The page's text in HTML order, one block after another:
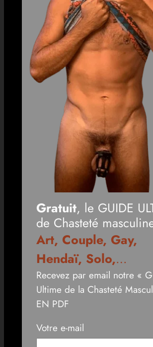
Gratuit, le GUIDE
de Chasteté
Art, Couple, Gay,
Hendaï, Solo,…
Recevez par email notre «
Ultime de la Chasteté
EN PDF
Votre e-mail